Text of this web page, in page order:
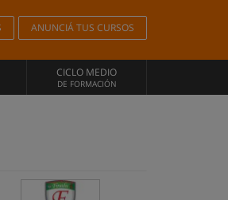
ANUNCIÁ TUS CURSOS
CICLO MEDIO
DE FORMACIÓN